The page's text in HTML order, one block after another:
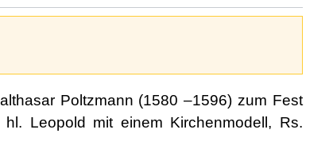
Poltzmann (1580 –1596) zum Fest
Leopold mit einem Kirchenmodell, Rs.